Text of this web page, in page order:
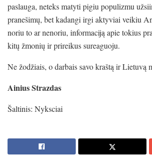
paslauga, neteks matyti pigiu populizmu
pranešimų, bet kadangi irgi aktyviai veikiu
noriu to ar nenoriu, informaciją apie tokius
kitų žmonių ir prireikus sureaguoju.
Ne žodžiais, o darbais savo kraštą ir Lietuvą
Ainius Strazdas
Šaltinis: Nyksciai